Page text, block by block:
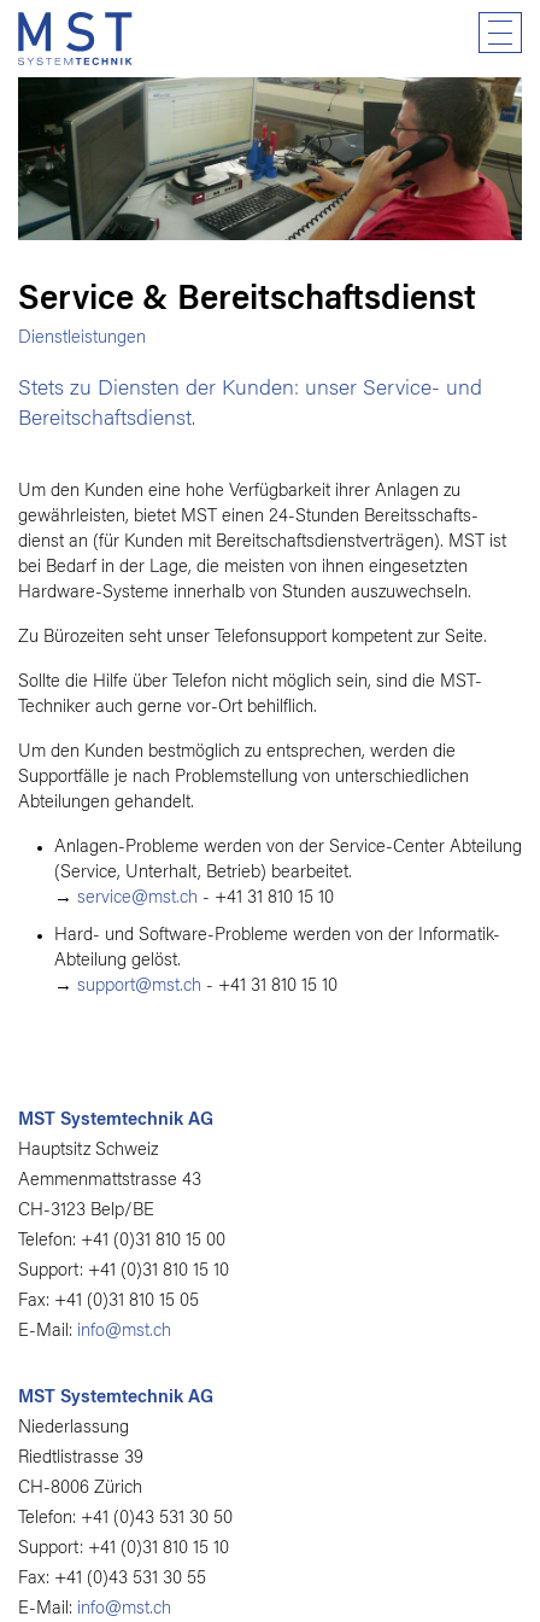
Service & Bereitschaftsdienst
Dienstleistungen
Stets zu Diensten der Kunden: unser Service- und
Bereitschaftsdienst.
Um den Kunden eine hohe Verfügbarkeit ihrer Anlagen zu
gewährleisten, bietet MST einen 24-Stunden Bereitsschafts-
dienst an (für Kunden mit Bereitschaftsdienstverträgen). MST ist
bei Bedarf in der Lage, die meisten von ihnen eingesetzten
Hardware-Systeme innerhalb von Stunden auszuwechseln.
Zu Bürozeiten seht unser Telefonsupport kompetent zur Seite.
Sollte die Hilfe über Telefon nicht möglich sein, sind die MST-
Techniker auch gerne vor-Ort behilflich.
Um den Kunden bestmöglich zu entsprechen, werden die
Supportfälle je nach Problemstellung von unterschiedlichen
Abteilungen gehandelt.
Anlagen-Probleme werden von der Service-Center Abteilung
(Service, Unterhalt, Betrieb) bearbeitet.
→ service@mst.ch - +41 31 810 15 10
Hard- und Software-Probleme werden von der Informatik-
Abteilung gelöst.
→ support@mst.ch - +41 31 810 15 10
MST Systemtechnik AG
Hauptsitz Schweiz
Aemmenmattstrasse 43
CH-3123 Belp/BE
Telefon: +41 (0)31 810 15 00
Support: +41 (0)31 810 15 10
Fax: +41 (0)31 810 15 05
E-Mail: info@mst.ch
MST Systemtechnik AG
Niederlassung
Riedtlistrasse 39
CH-8006 Zürich
Telefon: +41 (0)43 531 30 50
Support: +41 (0)31 810 15 10
Fax: +41 (0)43 531 30 55
E-Mail: info@mst.ch